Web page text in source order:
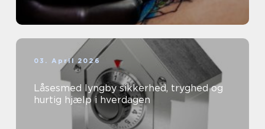
03. April 2026
Låsesmed lyngby sikkerhed, tryghed og
hurtig hjælp i hverdagen